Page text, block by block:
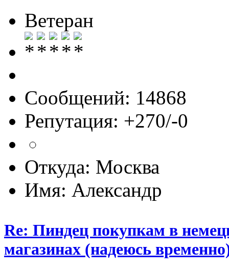
Ветеран
Сообщений: 14868
Репутация: +270/-0
Откуда: Москва
Имя: Александр
Re: Пиндец покупкам в
магазинах (надеюсь